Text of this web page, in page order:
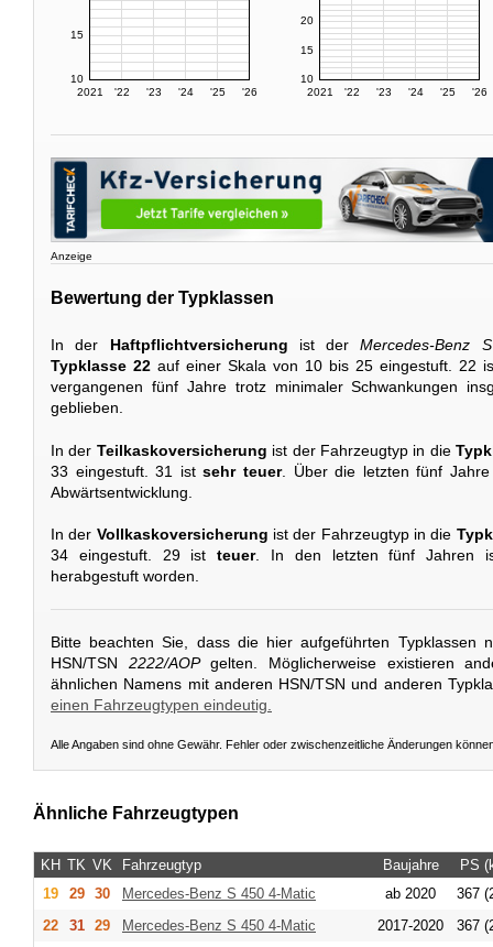
2021 '22 '23 '24 '25 '26
10
15
2021 '22 '23 '24 '25 '26
10
15
20
Anzeige
Bewertung der Typklassen
In der Haftpflichtversicherung ist derMercedes-Benz
Typklasse 22 auf einer Skala von 10 bis 25 eingestuft. 22
vergangenen fünf Jahre trotz minimaler Schwankungen
geblieben.
In der Teilkaskoversicherung ist der Fahrzeugtyp in die
33 eingestuft. 31 istsehr teuer. Über die letzten fünf
Abwärtsentwicklung.
In der Vollkaskoversicherung ist der Fahrzeugtyp in die
34 eingestuft. 29 istteuer. In den letzten fünf Jahren
herabgestuft worden.
Bitte beachten Sie, dass die hier aufgeführten Typklassen
HSN/TSN 2222/AOPgelten. Möglicherweise existieren
ähnlichen Namens mit anderen HSN/TSN und anderen
einen Fahrzeugtypen eindeutig.
Alle Angaben sind ohne Gewähr. Fehler oder zwischenzeitliche Änderungen
Ähnliche Fahrzeugtypen
KH TK VK Fahrzeugtyp Baujahre
PS
19
29 30 Mercedes-Benz S 450 4-Matic ab 2020
367
22
31 29 Mercedes-Benz S 450 4-Matic 2017-2020
367